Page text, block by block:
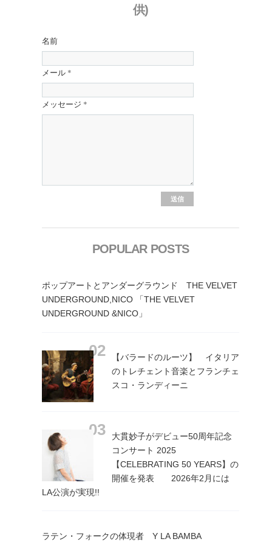
供)
名前
メール *
メッセージ *
POPULAR POSTS
ポップアートとアンダーグラウンド THE VELVET
UNDERGROUND,NICO 「THE VELVET
UNDERGROUND &NICO」
【バラードのルーツ】 イタリア
のトレチェント音楽とフランチェ
スコ・ランディーニ
大貫妙子がデビュー50周年記念
コンサート 2025
【CELEBRATING 50 YEARS】の
開催を発表 2026年2月には
LA公演が実現!!
ラテン・フォークの体現者 Y LA BAMBA